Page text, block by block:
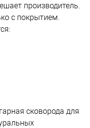
производитель.
с покрытием.
сковорода для